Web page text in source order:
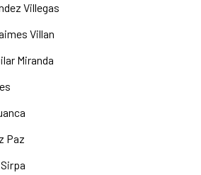
Villegas
Villan
Miranda
Paz